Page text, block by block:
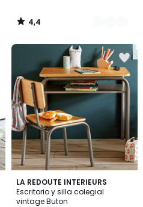
4,4
/
LA REDOUTE INTERIEURS
Escritorio y silla colegial
vintage Buton
3,7
/ 5